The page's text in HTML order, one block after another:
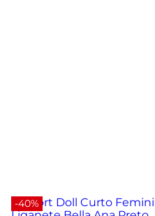
-40%